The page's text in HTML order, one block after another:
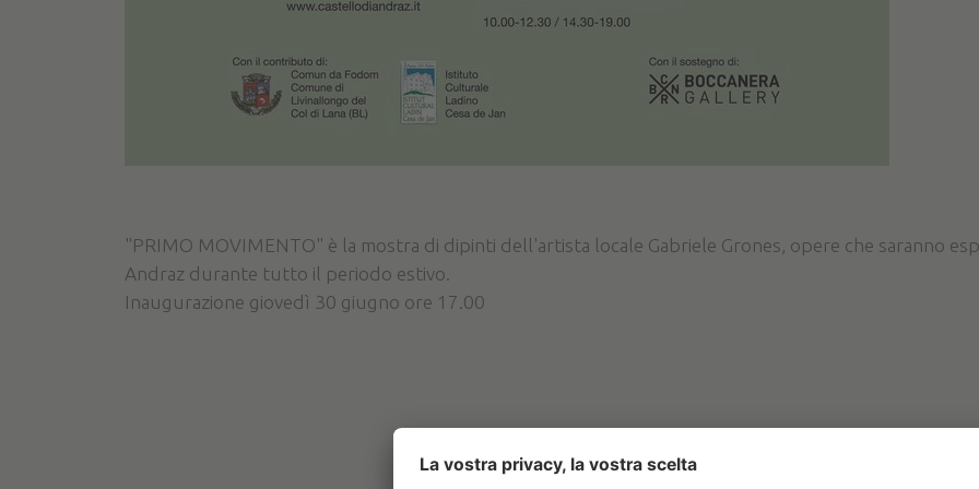
"PRIMO MOVIMENTO" è la mostra di dipinti dell'artista locale Gabriele Grones, opere che saranno
Andraz durante tutto il periodo estivo.
Inaugurazione giovedì 30 giugno ore 17.00